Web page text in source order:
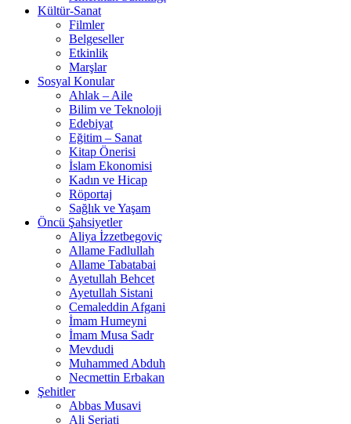
Kültür-Sanat
Filmler
Belgeseller
Etkinlik
Marşlar
Sosyal Konular
Ahlak – Aile
Bilim ve Teknoloji
Edebiyat
Eğitim – Sanat
Kitap Önerisi
İslam Ekonomisi
Kadın ve Hicap
Röportaj
Sağlık ve Yaşam
Öncü Şahsiyetler
Aliya İzzetbegoviç
Allame Fadlullah
Allame Tabatabai
Ayetullah Behcet
Ayetullah Sistani
Cemaleddin Afgani
İmam Humeyni
İmam Musa Sadr
Mevdudi
Muhammed Abduh
Necmettin Erbakan
Şehitler
Abbas Musavi
Ali Şeriati